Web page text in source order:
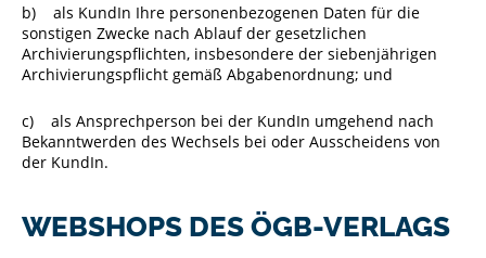
b) als KundIn Ihre personenbezogenen Daten für die
sonstigen Zwecke nach Ablauf der gesetzlichen
Archivierungspflichten, insbesondere der siebenjährigen
Archivierungspflicht gemäß Abgabenordnung; und
c) als Ansprechperson bei der KundIn umgehend nach
Bekanntwerden des Wechsels bei oder Ausscheidens von
der KundIn.
WEBSHOPS DES ÖGB-VERLAGS